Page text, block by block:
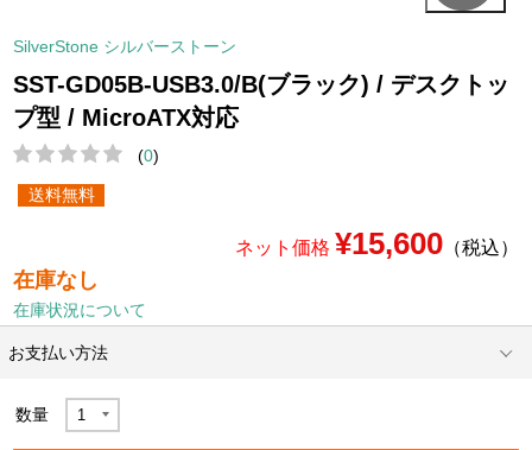
SilverStone シルバーストーン
SST-GD05B-USB3.0/B(ブラック) / デスクトッ
プ型 / MicroATX対応
(0)
送料無料
ネット価格 ¥15,600（税込）
在庫なし
在庫状況について
お支払い方法
数量